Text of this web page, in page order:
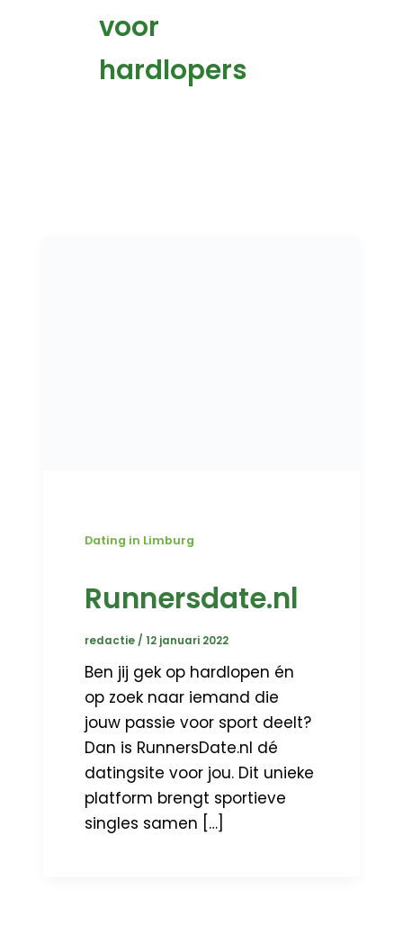
voor
hardlopers
Dating in Limburg
Runnersdate.nl
redactie /12 januari 2022
Ben jij gek op hardlopen én
op zoek naar iemand die
jouw passie voor sport deelt?
Dan is RunnersDate.nl dé
datingsite voor jou. Dit unieke
platform brengt sportieve
singles samen […]